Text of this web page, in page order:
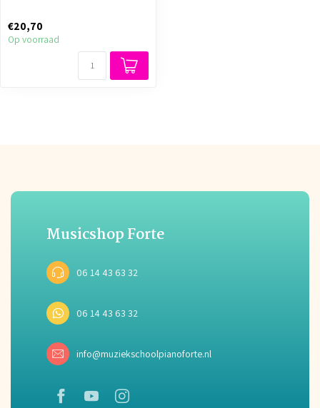
€20,70
Op voorraad
Musicshop Forte
06 14 43 63 32
06 14 43 63 32
info@muziekschoolpianoforte.nl